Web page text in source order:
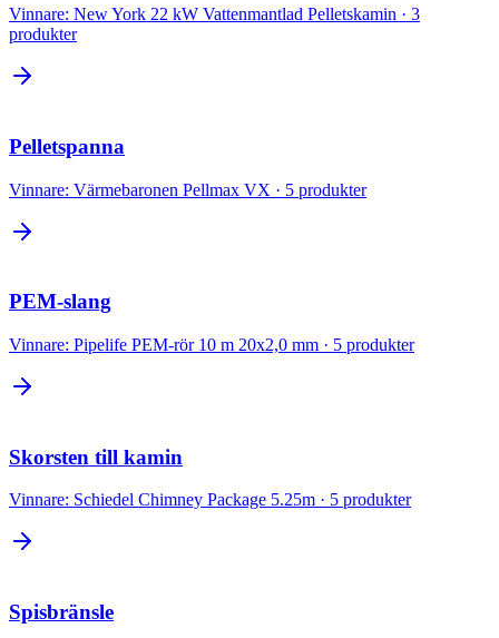
Vinnare: New York 22 kW Vattenmantlad Pelletskamin · 3
produkter
Pelletspanna
Vinnare: Värmebaronen Pellmax VX · 5 produkter
PEM-slang
Vinnare: Pipelife PEM-rör 10 m 20x2,0 mm · 5 produkter
Skorsten till kamin
Vinnare: Schiedel Chimney Package 5.25m · 5 produkter
Spisbränsle